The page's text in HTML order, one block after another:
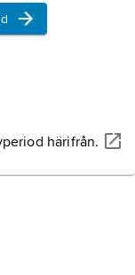
härifrån.